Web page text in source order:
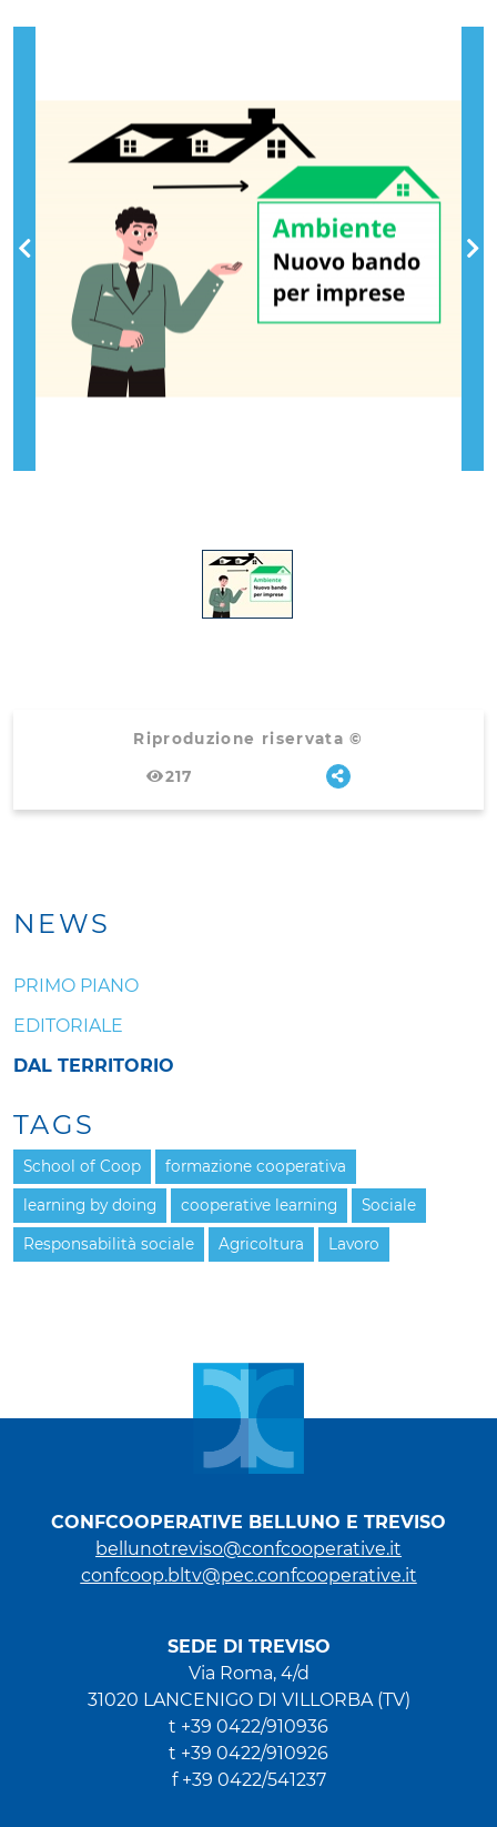
Riproduzione riservata ©
217
NEWS
PRIMO PIANO
EDITORIALE
DAL TERRITORIO
TAGS
School of Coop formazione cooperativa
learning by doing cooperative learning Sociale
Responsabilità sociale Agricoltura Lavoro
CONFCOOPERATIVE BELLUNO E TREVISO
bellunotreviso@confcooperative.it
confcoop.bltv@pec.confcooperative.it
SEDE DI TREVISO
Via Roma, 4/d
31020 LANCENIGO DI VILLORBA (TV)
t +39 0422/910936
t +39 0422/910926
f +39 0422/541237